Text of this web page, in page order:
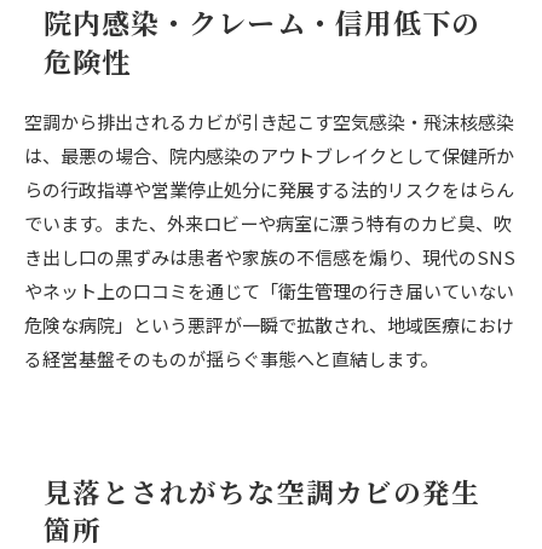
院内感染・クレーム・信用低下の
危険性
空調から排出されるカビが引き起こす空気感染・飛沫核感染
は、最悪の場合、院内感染のアウトブレイクとして保健所か
らの行政指導や営業停止処分に発展する法的リスクをはらん
でいます。また、外来ロビーや病室に漂う特有のカビ臭、吹
き出し口の黒ずみは患者や家族の不信感を煽り、現代のSNS
やネット上の口コミを通じて「衛生管理の行き届いていない
危険な病院」という悪評が一瞬で拡散され、地域医療におけ
る経営基盤そのものが揺らぐ事態へと直結します。
見落とされがちな空調カビの発生
箇所